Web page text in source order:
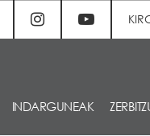
INDARGUNEAK